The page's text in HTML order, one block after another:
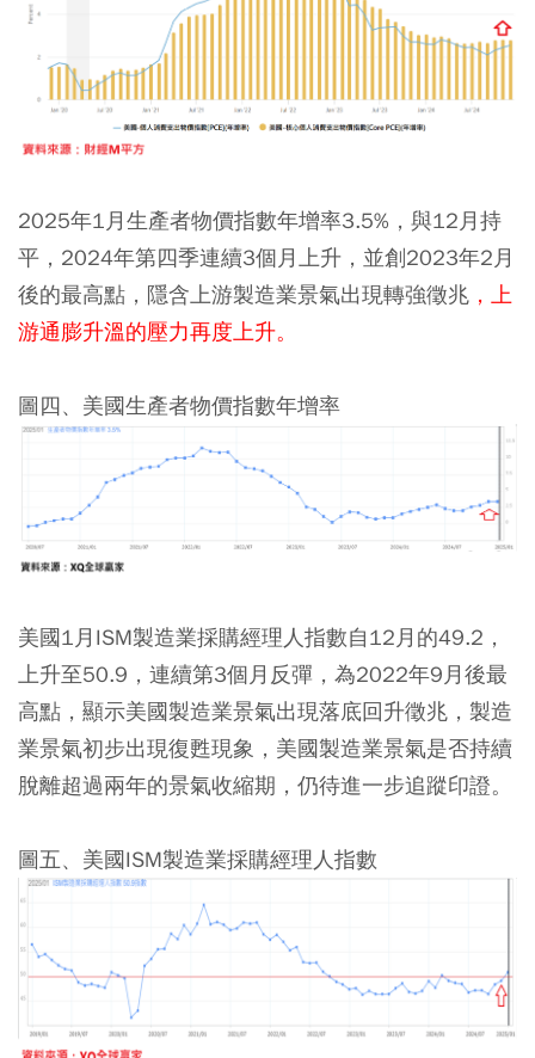
2025年1月生產者物價指數年增率3.5%，與12月持
平，2024年第四季連續3個月上升，並創2023年2月
後的最高點，隱含上游製造業景氣出現轉強徵兆 ，上
游通膨升溫的壓力再度上升。
圖四、美國生產者物價指數年增率
美國1月ISM製造業採購經理人指數自12月的49.2，
上升至50.9，連續第3個月反彈，為2022年9月後最
高點，顯示美國製造業景氣出現落底回升徵兆，製造
業景氣初步出現復甦現象，美國製造業景氣是否持續
脫離超過兩年的景氣收縮期，仍待進一步追蹤印證。
圖五、美國ISM製造業採購經理人指數